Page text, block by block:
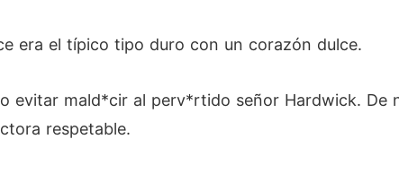
era el típico tipo duro con un corazón dulce.
evitar mald*cir al perv*rtido señor Hardwick. De
respetable.